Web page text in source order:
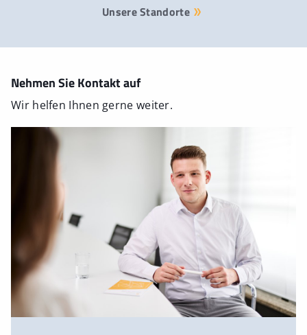
Unsere Standorte
Nehmen Sie Kontakt auf
Wir helfen Ihnen gerne weiter.